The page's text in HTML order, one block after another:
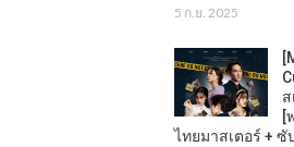
5 ก.ย. 2025
[
ไทยมาสเตอร์ + ซั